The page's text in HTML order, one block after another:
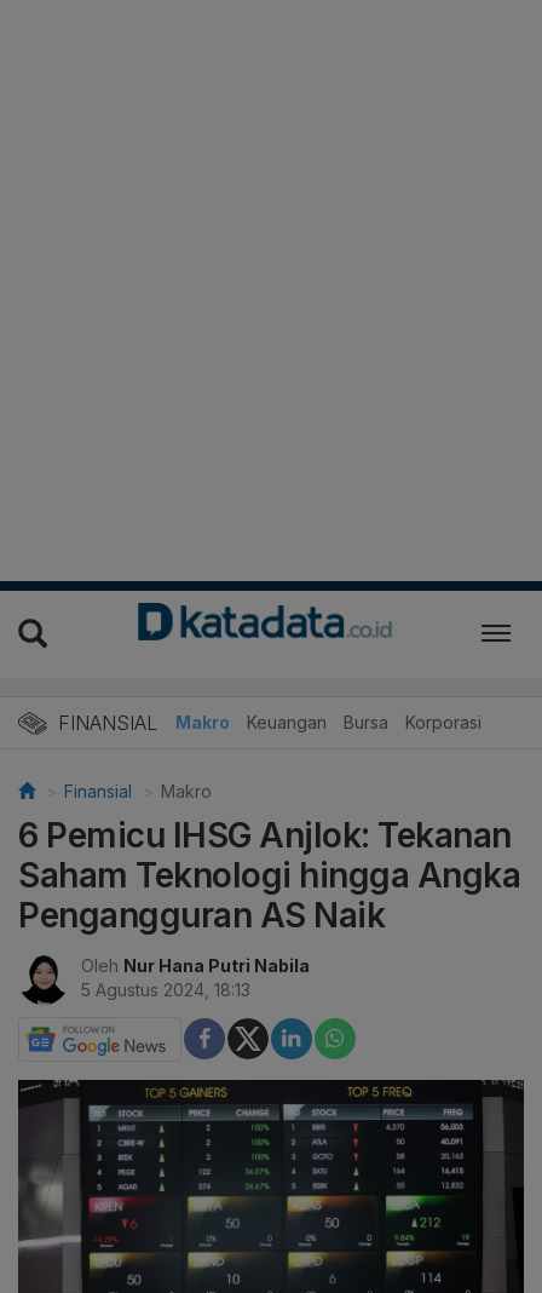
FINANSIAL Makro Keuangan Bursa Korporasi
Finansial Makro
6 Pemicu IHSG Anjlok: Tekanan
Saham Teknologi hingga Angka
Pengangguran AS Naik
Oleh Nur Hana Putri Nabila
5 Agustus 2024, 18:13